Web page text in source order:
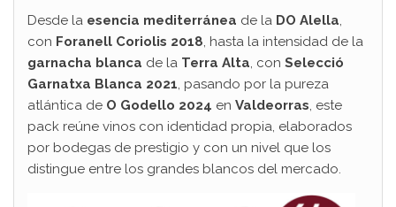
Desde la esencia mediterránea de la DO Alella,
con Foranell Coriolis 2018, hasta la intensidad de la
garnacha blanca de la Terra Alta, con Selecció
Garnatxa Blanca 2021, pasando por la pureza
atlántica de O Godello 2024 en Valdeorras, este
pack reúne vinos con identidad propia, elaborados
por bodegas de prestigio y con un nivel que los
distingue entre los grandes blancos del mercado.